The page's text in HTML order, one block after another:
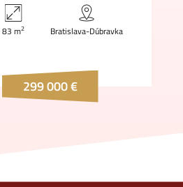
83 m2 Bratislava-Dúbravka
299 000 €